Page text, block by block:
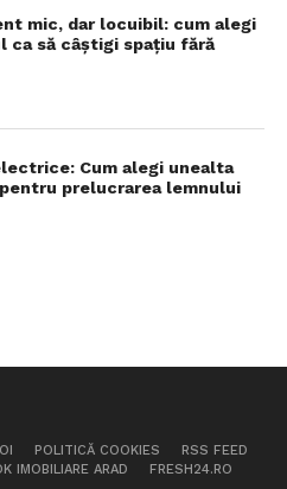
mic, dar locuibil: cum alegi
ca să câștigi spațiu fără
Cum alegi unealta
prelucrarea lemnului
POLITICĂ COOKIES
RSS FEED
IMOBILIARE ARAD FRESH24.RO